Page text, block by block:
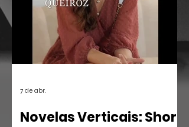
para o centro do debate acadêmico.
Novelas Verticais: Short
7 de abr.